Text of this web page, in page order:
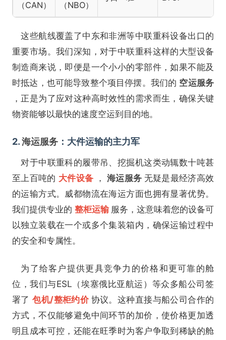
（CAN） （NBO）
这些航线覆盖了中东和非洲等中联重科设备出口的
重要市场。我们深知，对于中联重科这样的大型设备
制造商来说，即便是一个小小的零部件，如果不能及
时抵达，也可能导致整个项目停摆。我们的 空运服务
，正是为了应对这种高时效性的需求而生，确保关键
物资能够以最快的速度空运到目的地。
2.海运服务 ：大件运输的主力军
对于中联重科的履带吊、挖掘机这类动辄数十吨甚
至上百吨的 大件设备 ，海运服务 无疑是最经济高效
的运输方式。威都物流在海运方面也拥有显著优势。
我们提供专业的 整柜运输 服务，这意味着您的设备可
以独立装载在一个或多个集装箱内，确保运输过程中
的安全和专属性。
为了给客户提供更具竞争力的价格和更可靠的舱
位，我们与ESL（埃塞俄比亚航运）等众多船公司签
署了包机/整柜约价协议。这种直接与船公司合作的
方式，不仅能够避免中间环节的加价，使价格更加透
明且成本可控，还能在旺季时为客户争取到稀缺的舱